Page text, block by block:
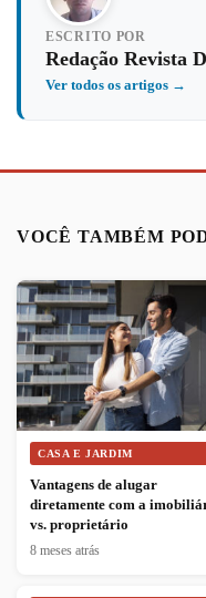
ESCRITO POR
Redação Revista
Ver todos os artigos →
VOCÊ TAMBÉM
CASA E JARDIM
Vantagens de alugar
diretamente com a
vs. proprietário
8 meses atrás